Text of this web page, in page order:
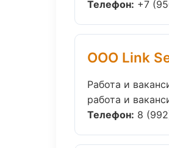
Телефон: +7
ООО Link
Работа и
работа и
Телефон: 8